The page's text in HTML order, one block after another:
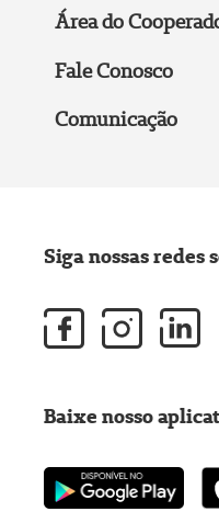
Área do
Fale Conosco
Comunicação
Siga nossas redes
Baixe nosso